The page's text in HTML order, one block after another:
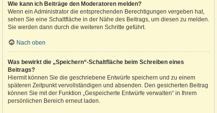
Wie kann ich Beiträge den Moderatoren melden?
Wenn ein Administrator die entsprechenden Berechtigungen vergeben hat,
sehen Sie eine Schaltfläche in der Nähe des Beitrags, um diesen zu melden.
Sie werden dann durch die weiteren Schritte geführt.
Nach oben
Was bewirkt die „Speichern“-Schaltfläche beim Schreiben eines
Beitrags?
Hiermit können Sie die geschriebene Entwürfe speichern und zu einem
späteren Zeitpunkt vervollständigen und absenden. Den gesicherten Beitrag
können Sie mit der Funktion „Gespeicherte Entwürfe verwalten“ in Ihrem
persönlichen Bereich erneut laden.